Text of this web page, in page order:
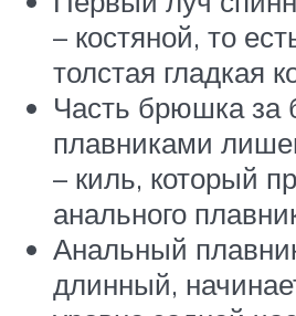
– костяной, то
толстая гладкая
Часть брюшка
плавниками
– киль, который
анального
Анальный
длинный,